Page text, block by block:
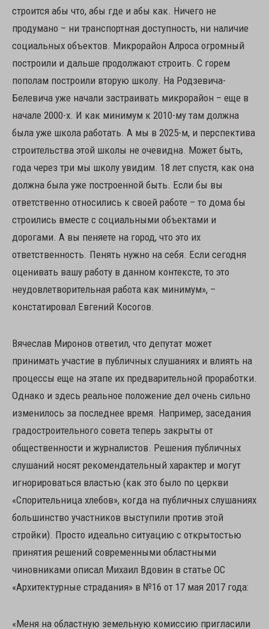
строится абы что, абы где и абы как. Ничего не
продумано – ни транспортная доступность, ни наличие
социальных объектов. Микрорайон Алроса огромный
построили и дальше продолжают строить. С горем
пополам построили вторую школу. На Родзевича-
Белевича уже начали застраивать микрорайон – еще в
начале 2000-х. И как минимум к 2010-му там должна
была уже школа работать. А мы в 2025-м, и перспектива
строительства этой школы не очевидна. Может быть,
года через три мы школу увидим. 18 лет спустя, как она
должна была уже построенной быть. Если бы вы
ответственно относились к своей работе – то дома бы
строились вместе с социальными объектами и
дорогами. А вы пеняете на город, что это их
ответственность. Пенять нужно на себя. Если сегодня
оценивать вашу работу в данном контексте, то это
неудовлетворительная работа как минимум», –
констатировал Евгений Косогов.
Вячеслав Миронов ответил, что депутат может
принимать участие в публичных слушаниях и влиять на
процессы еще на этапе их предварительной проработки.
Однако и здесь реальное положение дел очень сильно
изменилось за последнее время. Например, заседания
градостроительного совета теперь закрыты от
общественности и журналистов. Решения публичных
слушаний носят рекомендательный характер и могут
игнорироваться властью (как это было по церкви
«Спорительница хлебов», когда на публичных слушаниях
большинство участников выступили против этой
стройки). Просто идеально ситуацию с открытостью
принятия решений современными областными
чиновниками описал Михаил Вдовин в статье ОС
«Архитектурные страдания» в №16 от 17 мая 2017 года:
«Меня на областную земельную комиссию пригласили